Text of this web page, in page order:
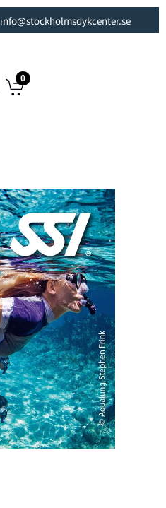
info@stockholmsdykcenter.se
0